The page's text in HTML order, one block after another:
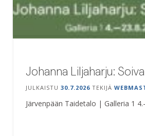
Johanna Liljaharju:
JULKAISTU 30.7.2026 TEKIJÄ
Järvenpään Taidetalo | Galleria 1